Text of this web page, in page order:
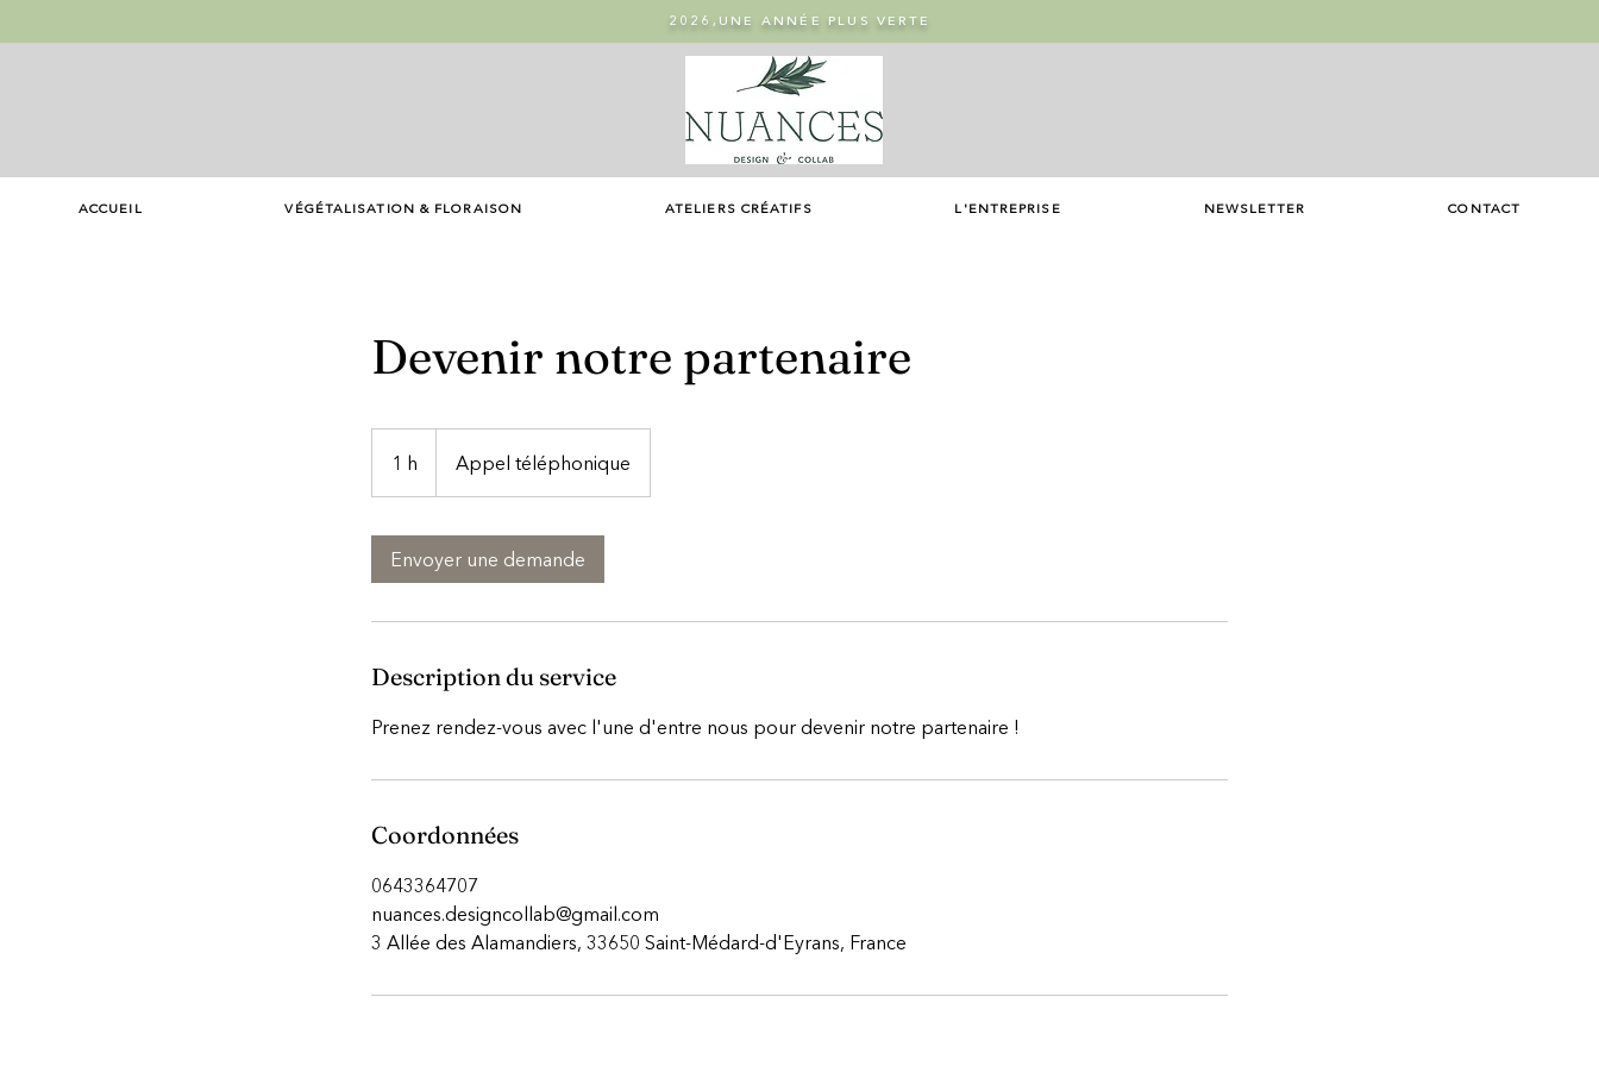
2026,UNE ANNÉE PLUS VERTE
ACCUEIL VÉGÉTALISATION & FLORAISON ATELIERS CRÉATIFS L'ENTREPRISE NEWSLETTER CONTACT
Devenir notre partenaire
1 h Appel téléphonique
Envoyer une demande
Description du service
Prenez rendez-vous avec l'une d'entre nous pour devenir notre partenaire !
Coordonnées
0643364707
nuances.designcollab@gmail.com
3 Allée des Alamandiers, 33650 Saint-Médard-d'Eyrans, France